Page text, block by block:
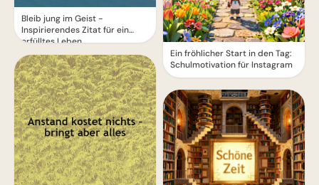
Bleib jung im Geist -
Inspirierendes Zitat für ein
erfülltes Leben
Ein fröhlicher Start in den Tag:
Schulmotivation für Instagram